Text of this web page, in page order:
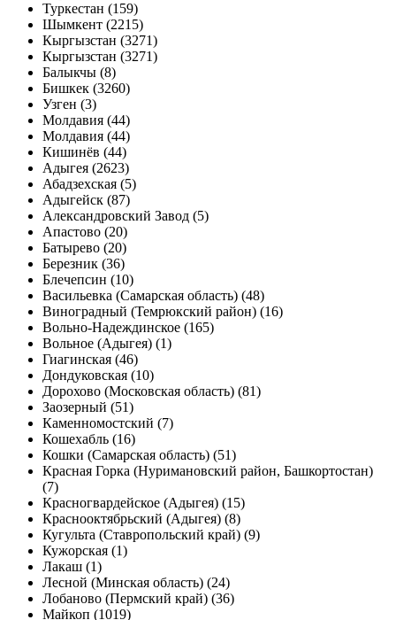
Туркестан (159)
Шымкент (2215)
Кыргызстан (3271)
Кыргызстан (3271)
Балыкчы (8)
Бишкек (3260)
Узген (3)
Молдавия (44)
Молдавия (44)
Кишинёв (44)
Адыгея (2623)
Абадзехская (5)
Адыгейск (87)
Александровский Завод (5)
Апастово (20)
Батырево (20)
Березник (36)
Блечепсин (10)
Васильевка (Самарская область) (48)
Виноградный (Темрюкский район) (16)
Вольно-Надеждинское (165)
Вольное (Адыгея) (1)
Гиагинская (46)
Дондуковская (10)
Дорохово (Московская область) (81)
Заозерный (51)
Каменномостский (7)
Кошехабль (16)
Кошки (Самарская область) (51)
Красная Горка (Нуримановский район, Башкортостан)
(7)
Красногвардейское (Адыгея) (15)
Краснооктябрьский (Адыгея) (8)
Кугульта (Ставропольский край) (9)
Кужорская (1)
Лакаш (1)
Лесной (Минская область) (24)
Лобаново (Пермский край) (36)
Майкоп (1019)